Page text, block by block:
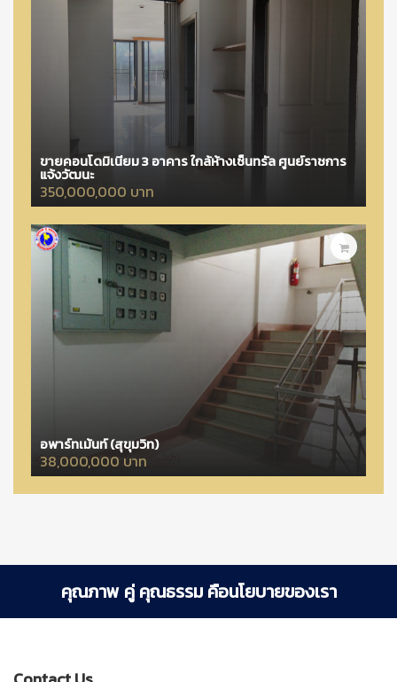
ขายคอนโดมิเนียม 3 อาคาร ใกล้ห้างเซ็นทรัล ศูนย์ราชการ
แจ้งวัฒนะ
350,000,000 บาท
อพาร์ทเม้นท์ (สุขุมวิท)
38,000,000 บาท
คุณภาพ คู่ คุณธรรม คือนโยบายของเรา